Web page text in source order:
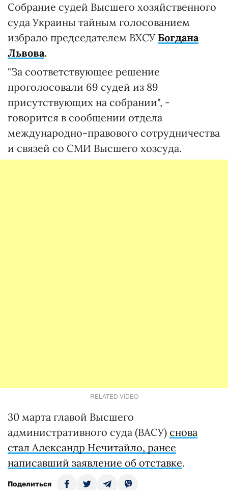
Собрание судей Высшего хозяйственного
суда Украины тайным голосованием
избрало председателем ВХСУ Богдана
Львова.
"За соответствующее решение
проголосовали 69 судей из 89
присутствующих на собрании", -
говорится в сообщении отдела
международно-правового сотрудничества
и связей со СМИ Высшего хозсуда.
RELATED VIDEO
30 марта главой Высшего
административного суда (ВАСУ) снова
стал Александр Нечитайло, ранее
написавший заявление об отставке.
Поделиться